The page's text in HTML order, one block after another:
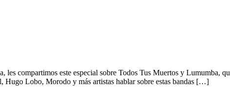
les compartimos este especial sobre Todos Tus Muertos y Lumumba,
Hugo Lobo, Morodo y más artistas hablar sobre estas bandas […]